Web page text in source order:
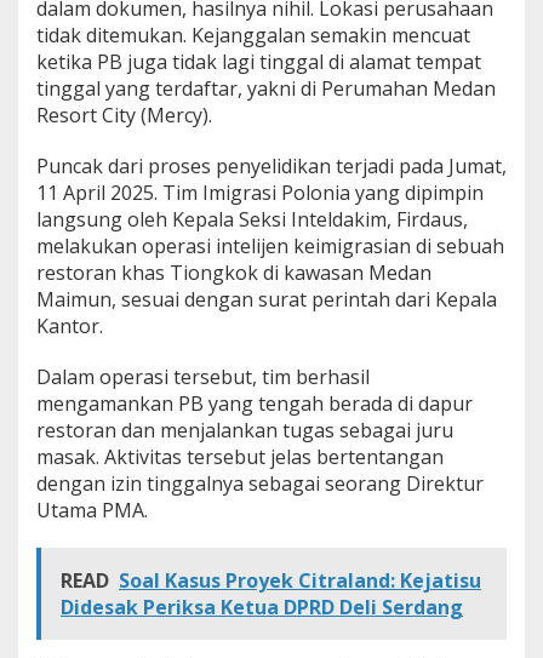
dalam dokumen, hasilnya nihil. Lokasi perusahaan
tidak ditemukan. Kejanggalan semakin mencuat
ketika PB juga tidak lagi tinggal di alamat tempat
tinggal yang terdaftar, yakni di Perumahan Medan
Resort City (Mercy).
Puncak dari proses penyelidikan terjadi pada Jumat,
11 April 2025. Tim Imigrasi Polonia yang dipimpin
langsung oleh Kepala Seksi Inteldakim, Firdaus,
melakukan operasi intelijen keimigrasian di sebuah
restoran khas Tiongkok di kawasan Medan
Maimun, sesuai dengan surat perintah dari Kepala
Kantor.
Dalam operasi tersebut, tim berhasil
mengamankan PB yang tengah berada di dapur
restoran dan menjalankan tugas sebagai juru
masak. Aktivitas tersebut jelas bertentangan
dengan izin tinggalnya sebagai seorang Direktur
Utama PMA.
READ Soal Kasus Proyek Citraland: Kejatisu
Didesak Periksa Ketua DPRD Deli Serdang